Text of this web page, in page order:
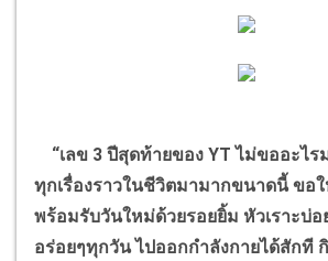
“เลข 3 ปีสุดท้ายของ YT ไม่ขออะไร
ทุกเรื่องราวในชีวิตมามากขนาดนี้ ขอ
พร้อมรับวันใหม่ด้วยรอยยิ้ม หัวเราะบ่
อร่อยๆทุกวัน ไปออกกำลังกายได้สักที